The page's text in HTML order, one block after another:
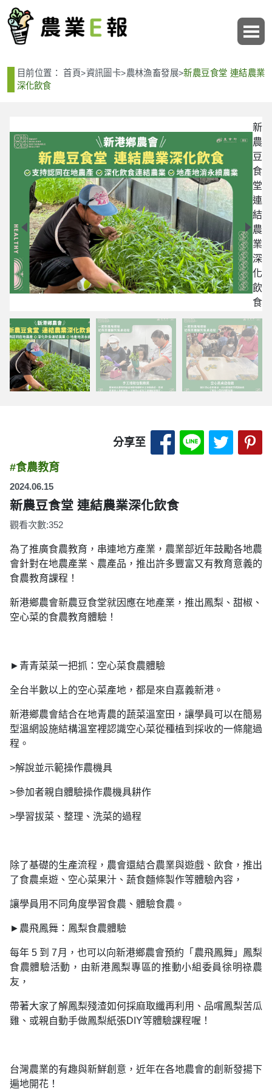
目前位置：首頁>資訊圖卡>農林漁畜發展>新農豆食堂 連結農業
深化飲食
新
農
豆
食
堂
連
結
農
業
深
化
飲
食
分享至 分享至 Facebook-
分享至分享
#食農教育
2024.06.15
新農豆食堂 連結農業深化飲食
觀看次數:352
為了推廣食農教育，串連地方產業，農業部近年鼓勵各地農
會針對在地農產業、農產品，推出許多豐富又有教育意義的
食農教育課程！
新港鄉農會新農豆食堂就因應在地產業，推出鳳梨、甜椒、
空心菜的食農教育體驗！
►青青菜菜一把抓：空心菜食農體驗
全台半數以上的空心菜產地，都是來自嘉義新港。
新港鄉農會結合在地青農的蔬菜溫室田，讓學員可以在簡易
型溫網設施結構溫室裡認識空心菜從種植到採收的一條龍過
程。
>解說並示範操作農機具
>參加者親自體驗操作農機具耕作
>學習拔菜、整理、洗菜的過程
除了基礎的生產流程，農會還結合農業與遊戲、飲食，推出
了食農桌遊、空心菜果汁、蔬食麵條製作等體驗內容，
讓學員用不同角度學習食農、體驗食農。
►農飛鳳舞：鳳梨食農體驗
每年 5 到 7月，也可以向新港鄉農會預約「農飛鳳舞」鳳梨
食農體驗活動，由新港鳳梨專區的推動小組委員徐明祿農
友，
帶著大家了解鳳梨殘渣如何採麻取纖再利用、品嚐鳳梨苦瓜
雞、或親自動手做鳳梨紙張DIY等體驗課程喔！
台灣農業的有趣與新鮮創意，近年在各地農會的創新發揚下
遍地開花！